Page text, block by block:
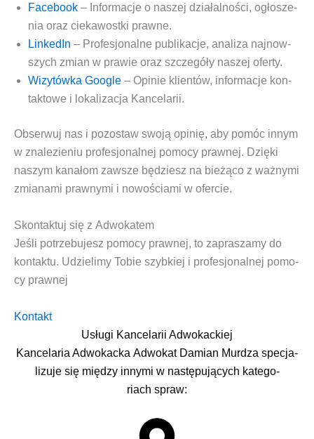
Face­bo­ok – Infor­ma­cje o naszej dzia­łal­no­ści, ogło­sze­
nia oraz cie­ka­wost­ki prawne.
Lin­ke­dIn – Pro­fe­sjo­nal­ne publi­ka­cje, ana­li­za naj­now­
szych zmian w pra­wie oraz szcze­gó­ły naszej oferty.
Wizy­tów­ka Google – Opi­nie klien­tów, infor­ma­cje kon­
tak­to­we i loka­li­za­cja Kancelarii.
Obser­wuj nas i pozo­staw swo­ją opi­nię, aby pomóc innym
w zna­le­zie­niu pro­fe­sjo­nal­nej pomo­cy praw­nej. Dzię­ki
naszym kana­łom zawsze będziesz na bie­żą­co z waż­ny­mi
zmia­na­mi praw­ny­mi i nowo­ścia­mi w ofercie.
Skontaktuj się z Adwokatem
Jeśli potrze­bu­jesz pomo­cy praw­nej, to zapra­sza­my do
kon­tak­tu. Udzie­li­my Tobie szyb­kiej i pro­fe­sjo­nal­nej pomo­
cy prawnej
Kon­takt
Usługi Kancelarii Adwokackiej
Kan­ce­la­ria Adwo­kac­ka Adwo­kat Damian Mur­dza spe­cja­
li­zu­je się mię­dzy inny­mi w nastę­pu­ją­cych kate­go­
riach spraw: